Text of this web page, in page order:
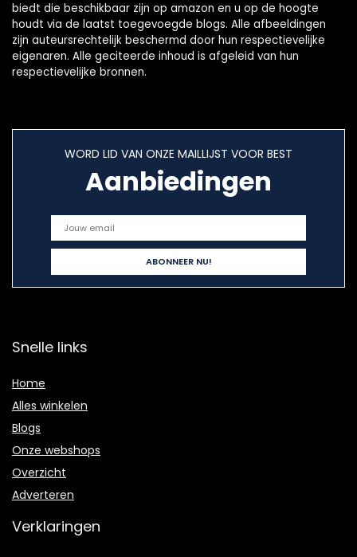
biedt die beschikbaar zijn op amazon en u op de hoogte
houdt via de laatst toegevoegde blogs. Alle afbeeldingen
zijn auteursrechtelijk beschermd door hun respectievelijke
eigenaren. Alle geciteerde inhoud is afgeleid van hun
respectievelijke bronnen.
WORD LID VAN ONZE MAILLIJST VOOR BEST
Aanbiedingen
Snelle links
Home
Alles winkelen
Blogs
Onze webshops
Overzicht
Adverteren
Verklaringen